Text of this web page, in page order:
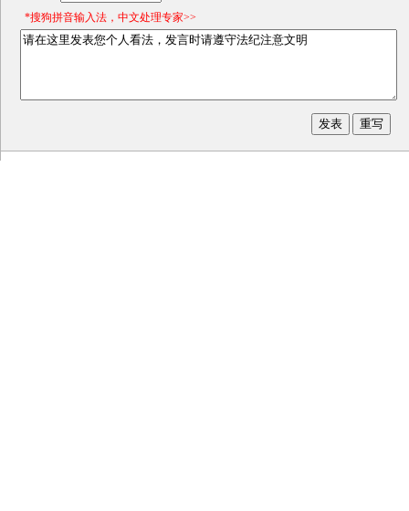
*搜狗拼音输入法，中文处理专家>>